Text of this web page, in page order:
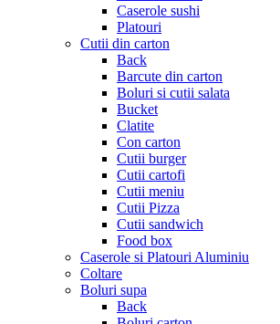
Caserole sushi
Platouri
Cutii din carton
Back
Barcute din carton
Boluri si cutii salata
Bucket
Clatite
Con carton
Cutii burger
Cutii cartofi
Cutii meniu
Cutii Pizza
Cutii sandwich
Food box
Caserole si Platouri Aluminiu
Coltare
Boluri supa
Back